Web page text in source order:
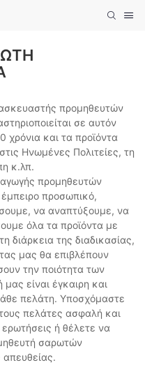
προμηθευτών
σε αυτόν
χρόνια και τα προϊόντα
Ηνωμένες Πολιτείες, τη
κ.λπ.
προμηθευτών
προσωπικό,
να αναπτύξουμε, να
όλα τα προϊόντα με
διάρκεια της διαδικασίας,
μας θα επιβλέπουν
την ποιότητα των
είναι έγκαιρη και
πελάτη. Υποσχόμαστε
πελάτες ασφαλή και
ή θέλετε να
σαρωτών